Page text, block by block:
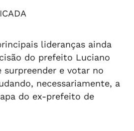
lideranças ainda
do prefeito Luciano
surpreender e votar no
necessariamente, a
do ex-prefeito de